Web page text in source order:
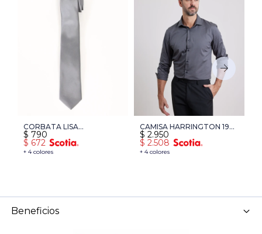
CORBATA LISA
HARRINGTON LABEL -
GRIS
+ 4 colores
$ 790
$ 672
CAMISA HARRINGTON 1937
- GRIS OSCURO
+ 4 colores
$ 2.950
$ 2.508
Beneficios